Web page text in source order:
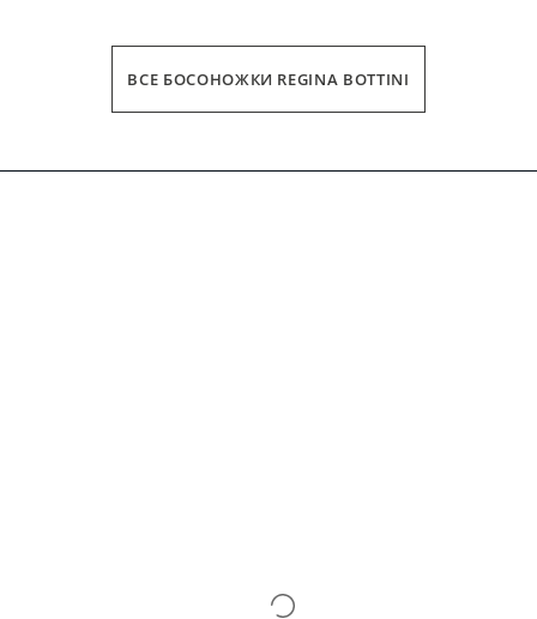
ВСЕ БОСОНОЖКИ REGINA BOTTINI